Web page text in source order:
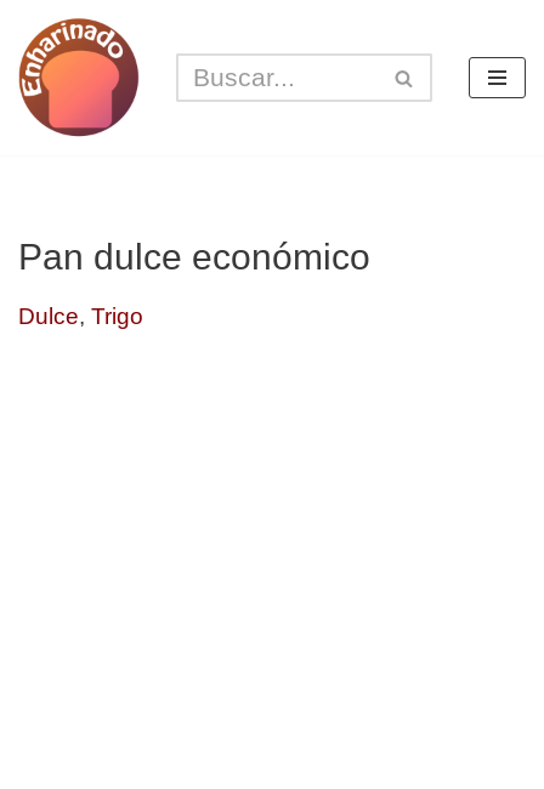
Saltar
al
Pan dulce económico
Dulce, Trigo